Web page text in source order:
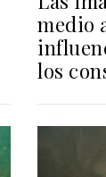
medio
los